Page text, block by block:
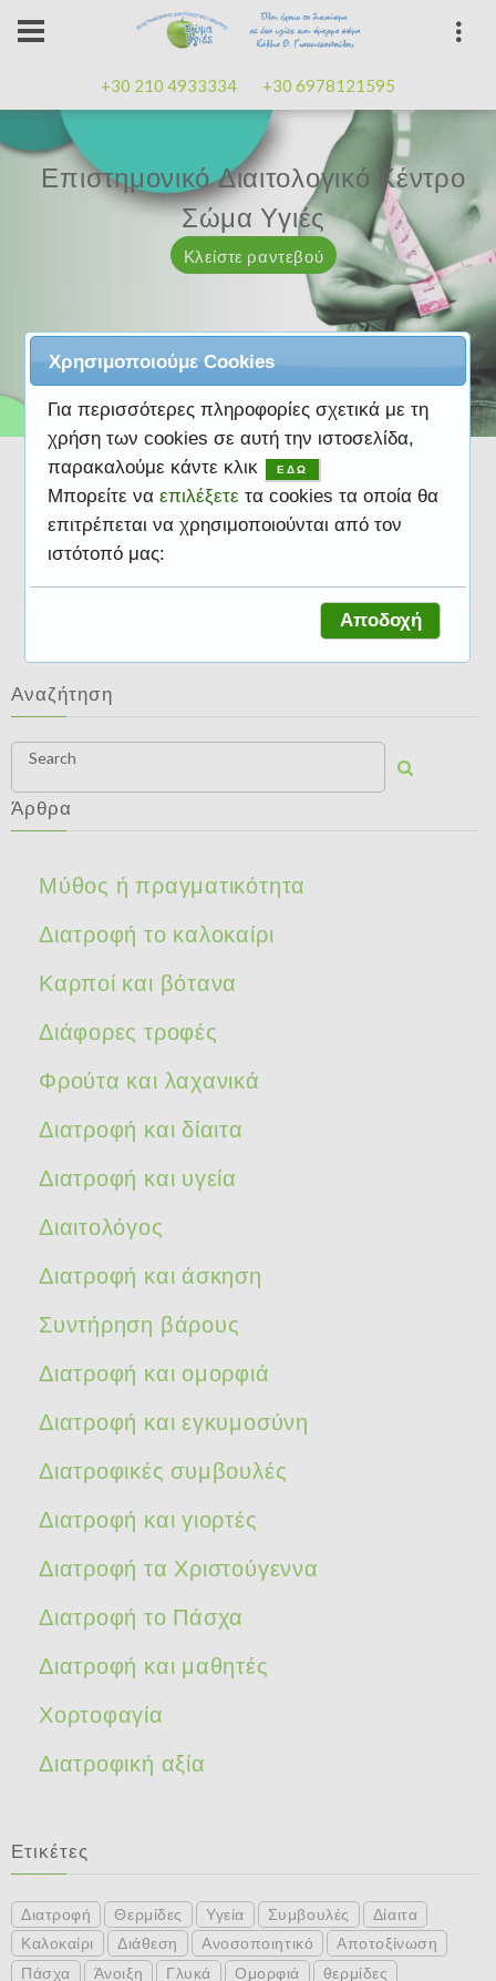
+30 210 4933334 +30 6978121595
Επαγγελματισμός, εμπειρίακαλή
διάθεση
Κλείστε ραντεβού
Επιστημονικό Διαιτολογικό Κέντρο
Σώμα Υγιές
Κλείστε ραντεβού
Μαζί μας μπορείτε
Κλείστε ραντεβού
Επαγγελματισμός, εμπειρίακαλή
διάθεση
Κλείστε ραντεβού
Επιστημονικό Διαιτολογικό Κέντρο
Σώμα Υγιές
Κλείστε ραντεβού
Διατροφή το Πάσχα
Αναζήτηση
Search
Άρθρα
Μύθος ή πραγματικότητα
Διατροφή το καλοκαίρι
Καρποί και βότανα
Διάφορες τροφές
Φρούτα και λαχανικά
Διατροφή και δίαιτα
Διατροφή και υγεία
Διαιτολόγος
Διατροφή και άσκηση
Συντήρηση βάρους
Διατροφή και ομορφιά
Διατροφή και εγκυμοσύνη
Διατροφικές συμβουλές
Διατροφή και γιορτές
Διατροφή τα Χριστούγεννα
Διατροφή το Πάσχα
Διατροφή και μαθητές
Χορτοφαγία
Διατροφική αξία
Ετικέτες
Διατροφή Θερμίδες Υγεία Συμβουλές
Δίαιτα
Καλοκαίρι
Διάθεση Ανοσοποιητικό
Αποτοξίνωση
Πάσχα
Άνοιξη Γλυκά Ομορφιά
θερμίδες
Χρησιμοποιούμε Cookies
Για περισσότερες πληροφορίες σχετικά με τη
χρήση των cookies σε αυτή την ιστοσελίδα,
παρακαλούμε κάντε κλικ
ΕΔΩ
Μπορείτε να επιλέξετε τα cookies τα οποία θα
επιτρέπεται να χρησιμοποιούνται από τον
ιστότοπό μας:
Αποδοχή